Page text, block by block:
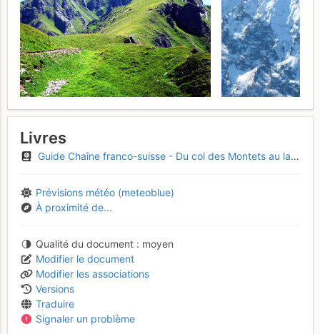
Livres
Guide Chaîne franco-suisse - Du col des Montets au lac Léman
Prévisions météo (meteoblue)
À proximité de...
Qualité du document
moyen
Modifier le document
Modifier les associations
Versions
Traduire
Signaler un problème